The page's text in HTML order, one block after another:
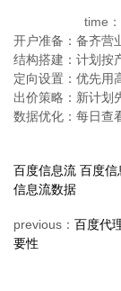
time：
开户准备：备齐营
结构搭建：计划按
定向设置：优先用
出价策略：新计划
数据优化：每日查
百度信息流 百度信
信息流数据
previous： 百度代
要性